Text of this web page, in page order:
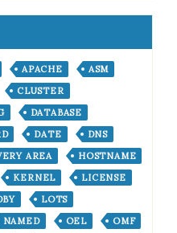
APACHE
ASM
CLUSTER
DATABASE
DATE
DNS
AREA
HOSTNAME
KERNEL
LICENSE
LOTS
NAMED OEL
OMF